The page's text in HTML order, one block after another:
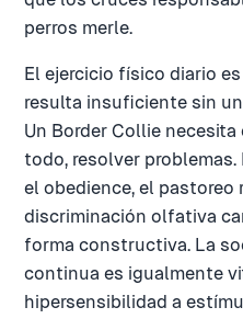
perros merle.
El ejercicio físico diario
resulta insuficiente sin un
Un Border Collie necesita
todo, resolver
el obedience, el pastoreo
discriminación olfativa
forma constructiva. La
continua es igualmente
hipersensibilidad a